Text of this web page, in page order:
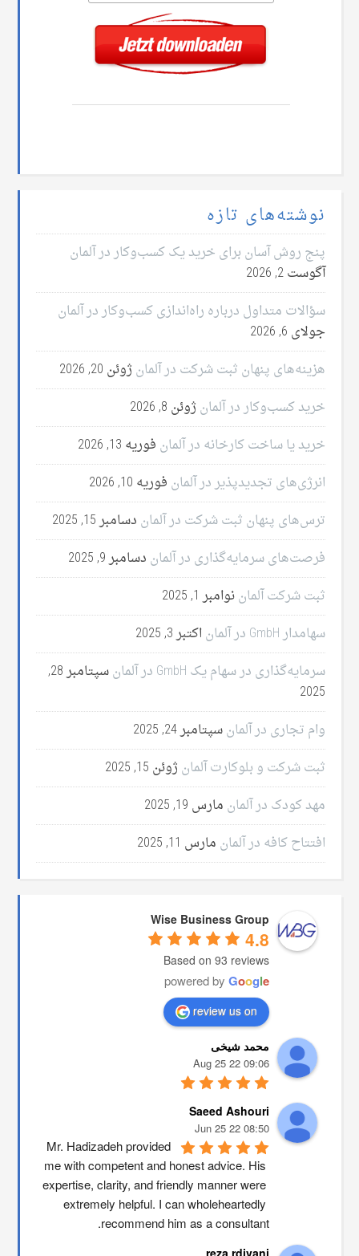
نوشته‌های تازه
پنج روش آسان برای خرید یک کسب‌وکار در آلمان
آگوست 2, 2026
سؤالات متداول درباره راه‌اندازی کسب‌وکار در آلمان
جولای 6, 2026
هزینه‌های پنهان ثبت شرکت در آلمان ژوئن 20, 2026
خرید کسب‌وکار در آلمان ژوئن 8, 2026
خرید یا ساخت کارخانه در آلمان فوریه 13, 2026
انرژی‌های تجدیدپذیر در آلمان فوریه 10, 2026
ترس‌های پنهان ثبت شرکت در آلمان دسامبر 15, 2025
فرصت‌های سرمایه‌گذاری در آلمان دسامبر 9, 2025
ثبت شرکت آلماننوامبر 1, 2025
سهامدار GmbH در آلمان
اکتبر 3, 2025
سرمایه‌گذاری در سهام یک GmbH در آلمان
سپتامبر 28,
2025
وام تجاری در آلمانسپتامبر 24, 2025
ثبت شرکت و بلوکارت آلمان ژوئن 15, 2025
مهد کودک در آلمان مارس 19, 2025
افتتاح کافه در آلمان مارس 11, 2025
Wise Business Group
4.8
Based on 93 reviews
powered by Google
review us on
محمد شیخی
09:06 22 Aug 25
Saeed Ashouri
08:50 22 Jun 25
Mr. Hadizadeh provided
me with competent and honest advice. His
expertise, clarity, and friendly manner were
extremely helpful. I can wholeheartedly
recommend him as a consultant.
reza rdivani